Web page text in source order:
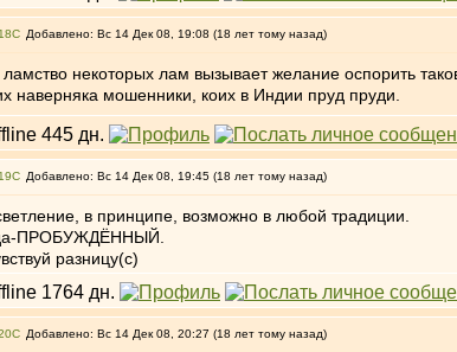
Добавлено: Вс 14 Дек 08, 19:08 (18 лет тому назад)
ламство некоторых лам вызывает желание оспорить
наверняка мошенники, коих в Индии пруд пруди.
Добавлено: Вс 14 Дек 08, 19:45 (18 лет тому назад)
в принципе, возможно в любой традиции.
ПРОБУЖДЁННЫЙ.
разницу(с)
Добавлено: Вс 14 Дек 08, 20:27 (18 лет тому назад)